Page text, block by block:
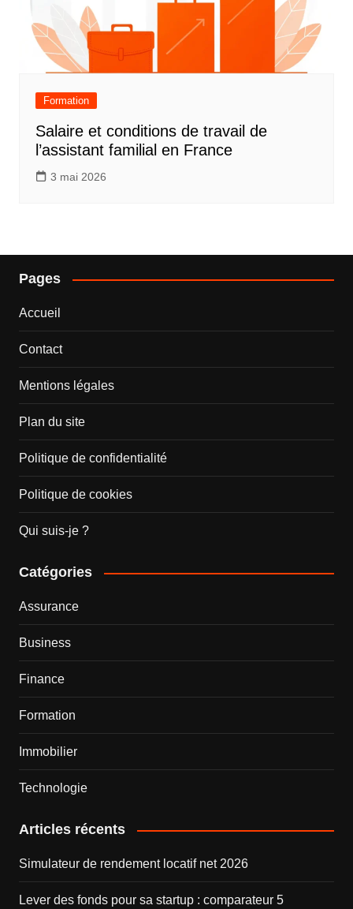
Formation
Salaire et conditions de travail de
l’assistant familial en France
3 mai 2026
Pages
Accueil
Contact
Mentions légales
Plan du site
Politique de confidentialité
Politique de cookies
Qui suis-je ?
Catégories
Assurance
Business
Finance
Formation
Immobilier
Technologie
Articles récents
Simulateur de rendement locatif net 2026
Lever des fonds pour sa startup : comparateur 5